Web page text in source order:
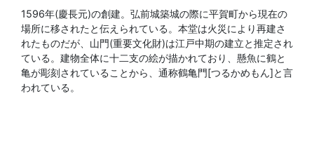
1596年(慶長元)の創建。弘前城築城の際に平賀町から現在の
場所に移されたと伝えられている。本堂は火災により再建さ
れたものだが、山門(重要文化財)は江戸中期の建立と推定され
ている。建物全体に十二支の絵が描かれており、懸魚に鶴と
亀が彫刻されていることから、通称鶴亀門[つるかめもん]と言
われている。